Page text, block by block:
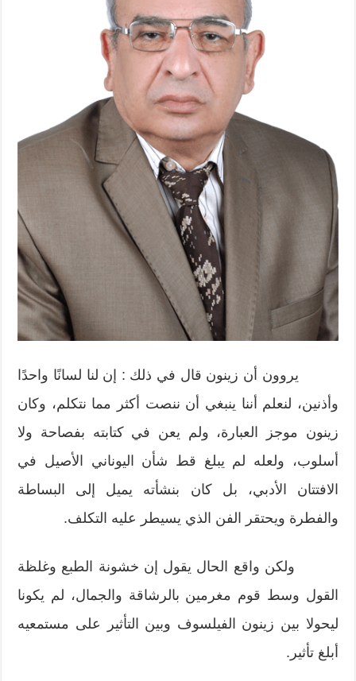
يروون أن زينون قال في ذلك : إن لنا لسانًا واحدًا
وأذنين، لنعلم أننا ينبغي أن ننصت أكثر مما نتكلم، وكان
زينون موجز العبارة، ولم يعن في كتابته بفصاحة ولا
أسلوب، ولعله لم يبلغ قط شأن اليوناني الأصيل في
الافتتان الأدبي، بل كان بنشأته يميل إلى البساطة
والفطرة ويحتقر الفن الذي يسيطر عليه التكلف.
ولكن واقع الحال يقول إن خشونة الطبع وغلظة
القول وسط قوم مغرمين بالرشاقة والجمال، لم يكونا
ليحولا بين زينون الفيلسوف وبين التأثير على مستمعيه
أبلغ تأثير.